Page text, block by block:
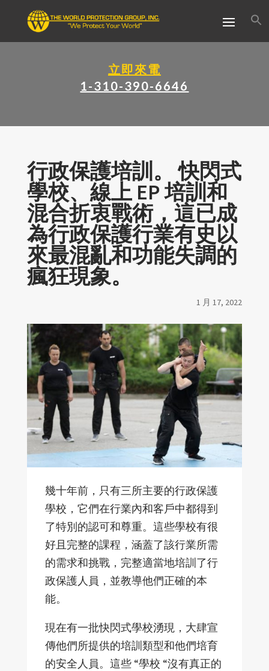
立即來電
1-310-390-6646
行政保護培訓。 快閃式
學校、線上 EP 培訓和
混合折衷戰術，這已成
為行政保護行業有史以
來最混亂和功能失調的
瘋狂現象。
1 月 17, 2022
幾十年前，只有三所主要的行政保護
學校，它們在行業內和客戶中都得到
了特別的認可和尊重。這些學校有很
好且完整的課程，涵蓋了該行業所需
的需求和挑戰，完整適當地培訓了行
政保護人員，並教導他們正確的本
能。
現在有一批快閃式學校湧現，大肆宣
傳他們所提供的培訓類型和他們培育
的安全人員。這些 “學校 “沒有真正的